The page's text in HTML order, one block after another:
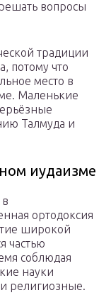
вопросы
традиции
потому что
место в
Маленькие
Талмуда и
иудаизме
ортодоксия
широкой
частью
соблюдая
науки
религиозные.